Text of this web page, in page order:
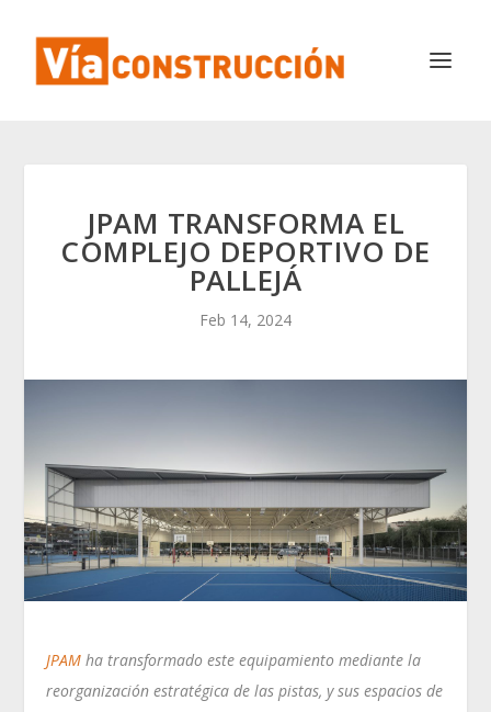
JPAM TRANSFORMA EL
COMPLEJO DEPORTIVO DE
PALLEJÁ
Feb 14, 2024
JPAM ha transformado este equipamiento mediante la
reorganización estratégica de las pistas, y sus espacios de